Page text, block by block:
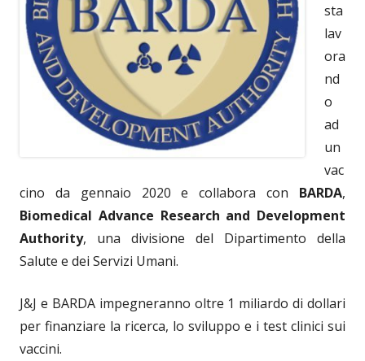
sta
lav
ora
nd
o
ad
un
vac
cino da gennaio 2020 e collabora con BARDA,
Biomedical Advance Research and Development
Authority, una divisione del Dipartimento della
Salute e dei Servizi Umani.
J&J e BARDA impegneranno oltre 1 miliardo di dollari
per finanziare la ricerca, lo sviluppo e i test clinici sui
vaccini.